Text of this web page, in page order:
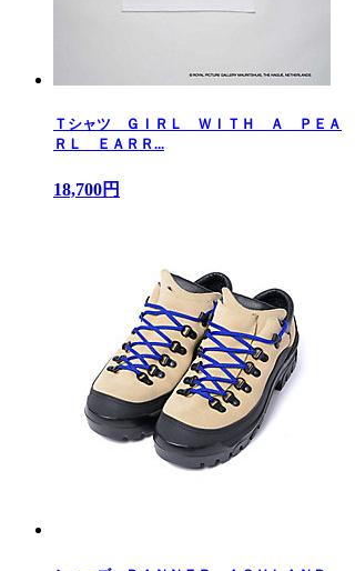
Ｔシャツ ＧＩＲＬ ＷＩＴＨ Ａ ＰＥＡ
ＲＬ ＥＡＲＲ...
18,700円